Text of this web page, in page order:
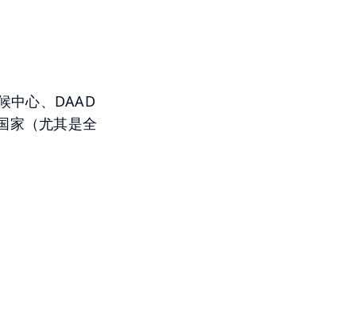
中心、DAAD
家（尤其是全